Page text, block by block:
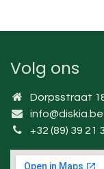
Volg ons
Dorpsstraat
info@diskia.be
+32 (89) 39 21